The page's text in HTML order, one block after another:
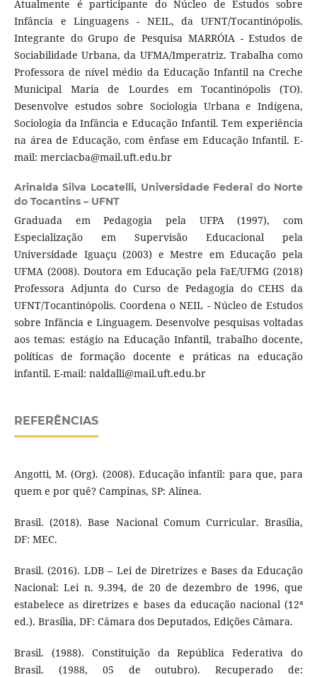
Atualmente é participante do Núcleo de Estudos sobre
Infância e Linguagens - NEIL, da UFNT/Tocantinópolis.
Integrante do Grupo de Pesquisa MARRÓIA - Estudos de
Sociabilidade Urbana, da UFMA/Imperatriz. Trabalha como
Professora de nível médio da Educação Infantil na Creche
Municipal Maria de Lourdes em Tocantinópolis (TO).
Desenvolve estudos sobre Sociologia Urbana e Indígena,
Sociologia da Infância e Educação Infantil. Tem experiência
na área de Educação, com ênfase em Educação Infantil. E-
mail: merciacba@mail.uft.edu.br
Arinalda Silva Locatelli, Universidade Federal do Norte
do Tocantins – UFNT
Graduada em Pedagogia pela UFPA (1997), com
Especialização em Supervisão Educacional pela
Universidade Iguaçu (2003) e Mestre em Educação pela
UFMA (2008). Doutora em Educação pela FaE/UFMG (2018)
Professora Adjunta do Curso de Pedagogia do CEHS da
UFNT/Tocantinópolis. Coordena o NEIL - Núcleo de Estudos
sobre Infância e Linguagem. Desenvolve pesquisas voltadas
aos temas: estágio na Educação Infantil, trabalho docente,
políticas de formação docente e práticas na educação
infantil. E-mail: naldalli@mail.uft.edu.br
REFERÊNCIAS
Angotti, M. (Org). (2008). Educação infantil: para que, para
quem e por quê? Campinas, SP: Alínea.
Brasil. (2018). Base Nacional Comum Curricular. Brasília,
DF: MEC.
Brasil. (2016). LDB – Lei de Diretrizes e Bases da Educação
Nacional: Lei n. 9.394, de 20 de dezembro de 1996, que
estabelece as diretrizes e bases da educação nacional (12ª
ed.). Brasília, DF: Câmara dos Deputados, Edições Câmara.
Brasil. (1988). Constituição da República Federativa do
Brasil. (1988, 05 de outubro). Recuperado de: